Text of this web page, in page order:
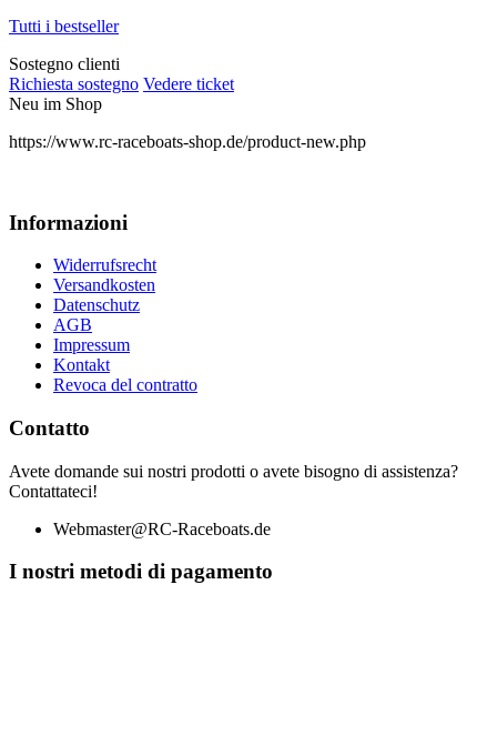
Tutti i bestseller
Sostegno clienti
Richiesta sostegno Vedere ticket
Neu im Shop
https://www.rc-raceboats-shop.de/product-new.php
Informazioni
Widerrufsrecht
Versandkosten
Datenschutz
AGB
Impressum
Kontakt
Revoca del contratto
Contatto
Avete domande sui nostri prodotti o avete bisogno di assistenza?
Contattateci!
Webmaster@RC-Raceboats.de
I nostri metodi di pagamento